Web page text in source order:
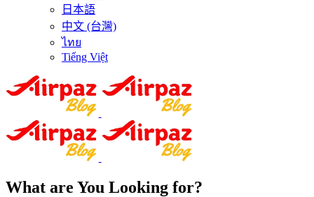
日本語
中文 (台灣)
ไทย
Tiếng Việt
What are You Looking for?